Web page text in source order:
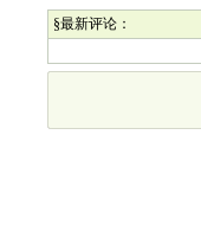
§最新评论：